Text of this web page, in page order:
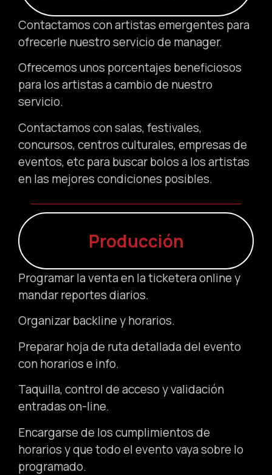
Contactamos con artistas emergentes para
ofrecerle nuestro servicio de manager.
Ofrecemos unos porcentajes beneficiosos
para los artistas a cambio de nuestro
servicio.
Contactamos con salas, festivales,
concursos, centros culturales, empresas de
eventos, etc para buscar bolos a los artistas
en las mejores condiciones posibles.
Producción
Programar la venta en la ticketera online y
mandar reportes diarios.
Organizar backline y horarios.
Preparar hoja de ruta detallada del evento
con horarios e info.
Taquilla, control de acceso y validación
entradas on-line.
Encargarse de los cumplimientos de
horarios y que todo el evento vaya sobre lo
programado.